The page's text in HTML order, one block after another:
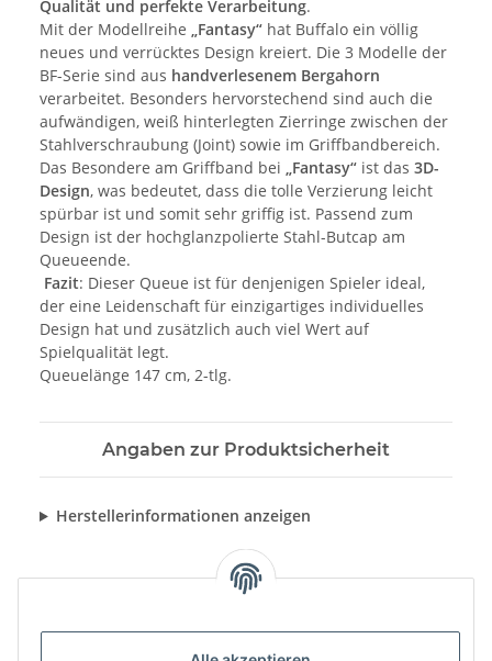
Qualität und perfekte Verarbeitung.
Mit der Modellreihe „Fantasy“ hat Buffalo ein völlig
neues und verrücktes Design kreiert. Die 3 Modelle der
BF-Serie sind aus handverlesenem Bergahorn
verarbeitet. Besonders hervorstechend sind auch die
aufwändigen, weiß hinterlegten Zierringe zwischen der
Stahlverschraubung (Joint) sowie im Griffbandbereich.
Das Besondere am Griffband bei „Fantasy“ ist das 3D-
Design, was bedeutet, dass die tolle Verzierung leicht
spürbar ist und somit sehr griffig ist. Passend zum
Design ist der hochglanzpolierte Stahl-Butcap am
Queueende.
Fazit: Dieser Queue ist für denjenigen Spieler ideal,
der eine Leidenschaft für einzigartiges individuelles
Design hat und zusätzlich auch viel Wert auf
Spielqualität legt.
Queuelänge 147 cm, 2-tlg.
Angaben zur Produktsicherheit
Herstellerinformationen anzeigen